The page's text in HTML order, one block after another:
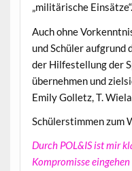
„militärische Einsätze“.
Auch ohne
und Schüler aufgrund
der Hilfestellung der
übernehmen und
Emily Golletz, T.
Schülerstimmen zum
Durch POL&IS ist mir
Kompromisse